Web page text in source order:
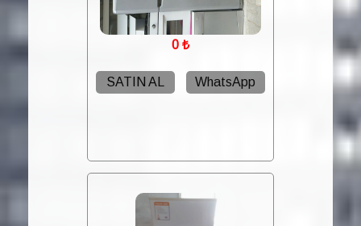
0₺
SATIN AL WhatsApp